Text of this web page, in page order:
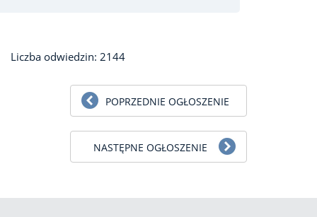
Liczba odwiedzin: 2144
POPRZEDNIE OGŁOSZENIE
NASTĘPNE OGŁOSZENIE